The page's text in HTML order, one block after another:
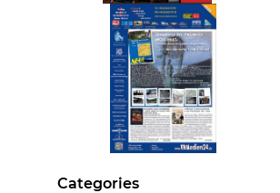
Categories